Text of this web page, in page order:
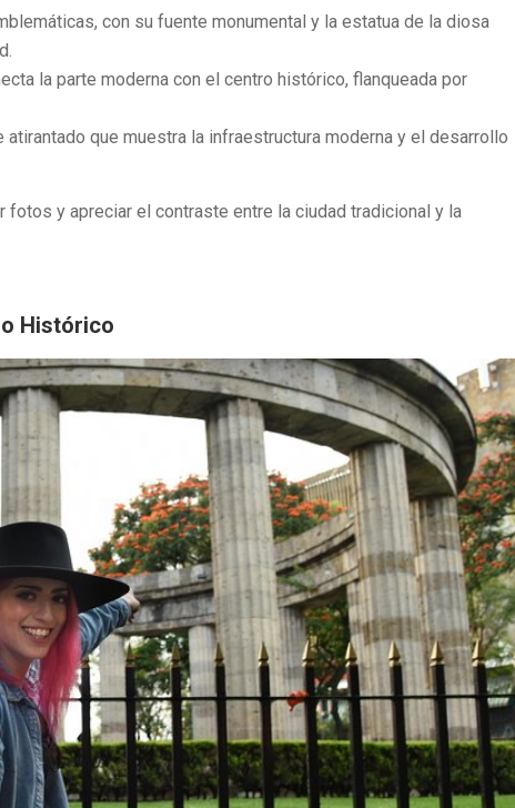
con su fuente monumental y la estatua de la diosa
la parte moderna con el centro histórico, flanqueada por
atirantado que muestra la infraestructura moderna y el desarrollo
y apreciar el contraste entre la ciudad tradicional y la
Histórico